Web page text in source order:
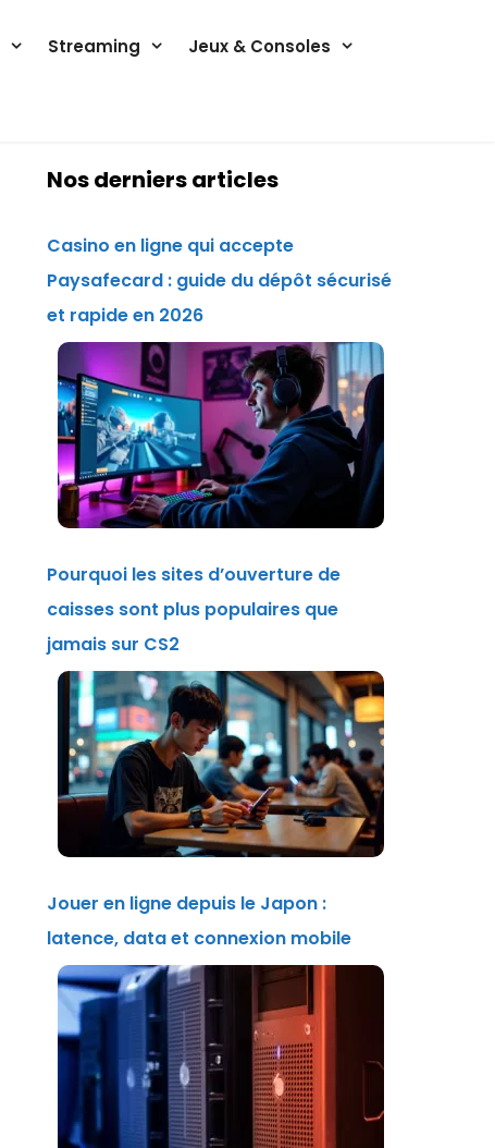
Streaming Jeux & Consoles
Nos derniers articles
Casino en ligne qui accepte
Paysafecard : guide du dépôt sécurisé
et rapide en 2026
Pourquoi les sites d’ouverture de
caisses sont plus populaires que
jamais sur CS2
Jouer en ligne depuis le Japon :
latence, data et connexion mobile